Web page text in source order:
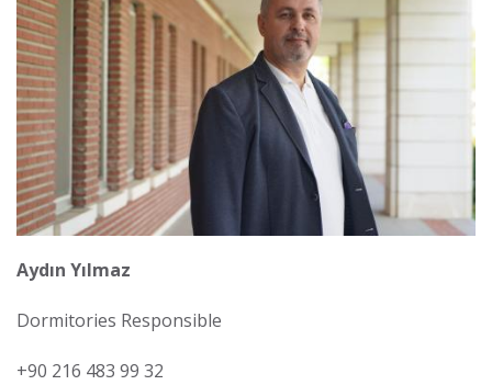
Aydın Yılmaz
Dormitories Responsible
+90 216 483 99 32